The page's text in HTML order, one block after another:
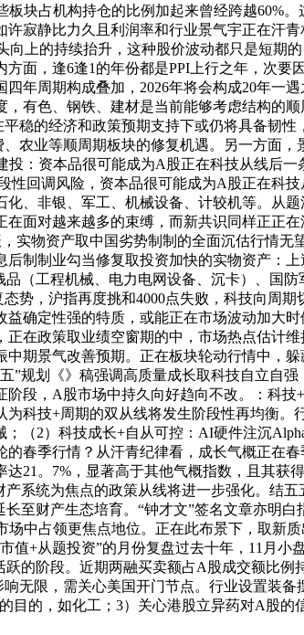
块占机构持仓的比例加起来曾经跨越60%
寂静比力久且利润率和行业景气宇正在汗
上的持续抬升，这种股价波动都只是短期
面，逢6逢1的年份都是PPI上行之年，次
年周期构成叠加，2026年将会构成20年一
有色、钢铁、建材是当前能够考虑结构的
稳的经济和政策预期支持下或仍将具备韧
农业等顺周期板块的修复机遇。另一方面
：资本品很可能成为A股正在科技从线后
回调风险，资本品很可能成为A股正在科
、非银、军工、机械设备、计较机等。从
面对越来越多的束缚，而新共识同样正正
实物资产取中国劣势制制的全面沉估行情
制制业勾当修复取投资加快的实物资产：
（工程机械、电力电网设备、沉卡）、国
势，沪指再度挑和4000点失败，科技向周
确定性强的特质，或能正在市场波动加大
在政策取业绩空窗期的中，市场热点估计
期景气改善预期。正在板块轮动行情中，
规划《》稿强调高质量成长取科技自立自
段，A股市场中持久向好趋向不改。：科
科技+周期的双从线将发生阶段性再均衡。
（2）科技成长+自从可控：AI硬件注沉
春季行情？从汗青纪律看，成长气概正在
21。7%，显著高于其他气概指数，且其获
系统为焦点的政策从线将进一步强化。结
至财产生态培育。“钟才文”签名文章亦明
场中占领更焦点地位。正在此布景下，取新
值+从题投资”的月份复盘过去十年，11月
的阶段。近期两融买卖额占A股成交额比
无限，需关心美国开门节点。行业设置装
目的，如化工；3）关心港股立异药对A股的